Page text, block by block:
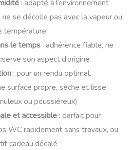
: adapté à l’environnement
se décolle pas avec la vapeur ou
température
le temps : adhérence fiable, ne
son aspect d’origine
: pour un rendu optimal,
surface propre, sèche et lisse
ou poussiéreux)
et accessible : parfait pour
WC rapidement sans travaux, ou
cadeau décalé